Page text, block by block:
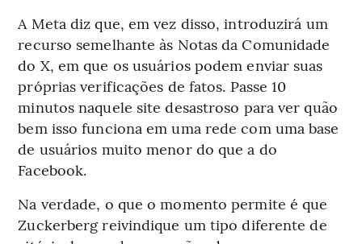
A Meta diz que, em vez disso, introduzirá um
recurso semelhante às Notas da Comunidade
do X, em que os usuários podem enviar suas
próprias verificações de fatos. Passe 10
minutos naquele site desastroso para ver quão
bem isso funciona em uma rede com uma base
de usuários muito menor do que a do
Facebook.
Na verdade, o que o momento permite é que
Zuckerberg reivindique um tipo diferente de